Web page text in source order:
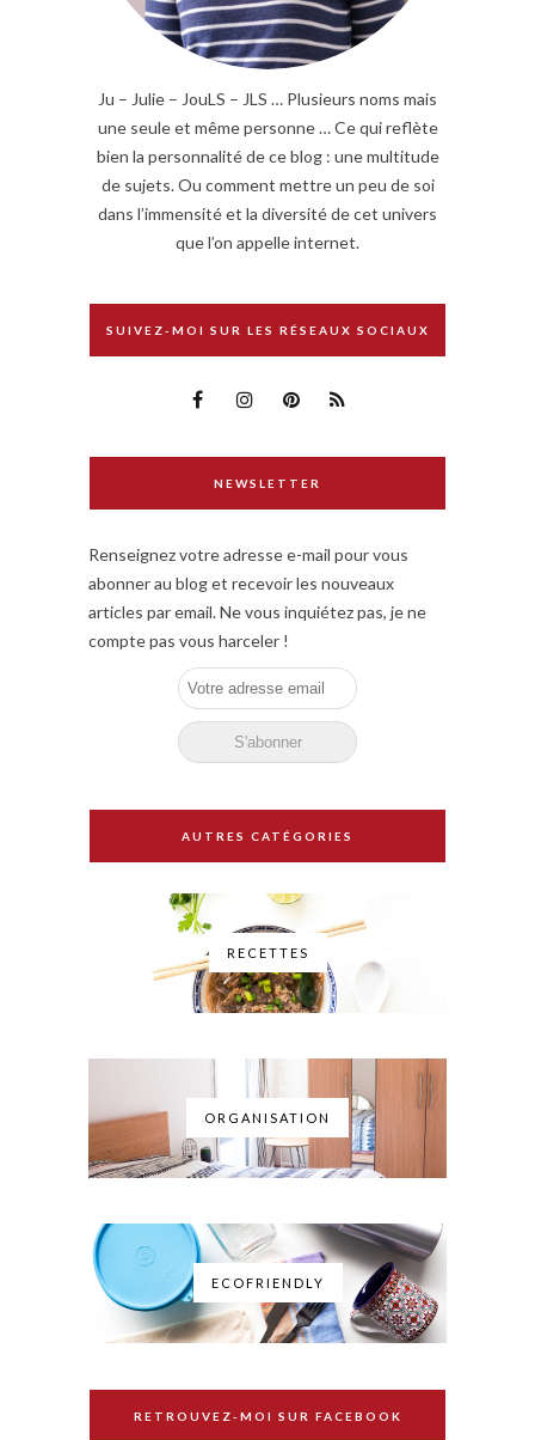
Ju – Julie – JouLS – JLS … Plusieurs noms mais
une seule et même personne … Ce qui reflète
bien la personnalité de ce blog : une multitude
de sujets. Ou comment mettre un peu de soi
dans l’immensité et la diversité de cet univers
que l’on appelle internet.
SUIVEZ-MOI SUR LES RÉSEAUX SOCIAUX
NEWSLETTER
Renseignez votre adresse e-mail pour vous
abonner au blog et recevoir les nouveaux
articles par email. Ne vous inquiétez pas, je ne
compte pas vous harceler !
AUTRES CATÉGORIES
RECETTES
ORGANISATION
ECOFRIENDLY
RETROUVEZ-MOI SUR FACEBOOK